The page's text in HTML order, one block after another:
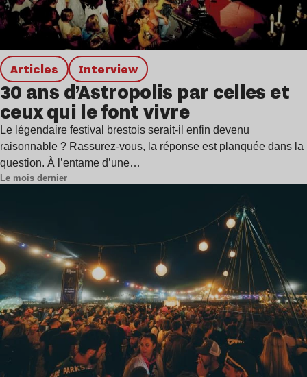
Articles interview
30 ans d’Astropolis par celles et
ceux qui le font vivre
Le légendaire festival brestois serait-il enfin devenu
raisonnable ? Rassurez-vous, la réponse est planquée dans la
question. À l’entame d’une…
Le mois dernier